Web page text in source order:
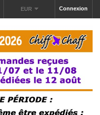
Connexion
EUR